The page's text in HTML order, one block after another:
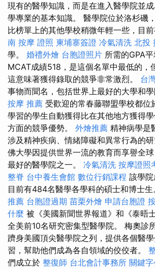
現有的醫學知識，而是在進入醫學院並
學專業的基本知識。 醫學院位於洛杉磯
比榜單上的其他學校稍微年輕一些，目
南 按摩 證照 柬埔寨簽證 冷氣清洗 北投
學。 婚禮外燴 台胞證照片 所需的GPA
MCAT成績518，是這個名單中最低的，
這意味著獲得錄取的競爭非常激烈。 台
事物而聞名，包括世界上最好的大學和學
按摩 推薦 受歡迎的常春藤聯盟學校都位
學習的學生自動獲得比在其他地方獲得
方面的競爭優勢。 外燴推薦 精神病學是
涉及精神疾病、情緒障礙和異常行為的
佛大學因提供世界一流的教育而享譽全
最好的醫學院之一。 冷氣清洗 按摩證照
整脊 台中養生會館 數位行銷課程 該學院
目前有484名醫學各學科的碩士和博士生
推薦 台胞證過期 苗栗外燴 申請台胞證
什麼 被《美國新聞世界報道》和《泰晤
全美前10名研究密集型醫學院。 梅奧診
躋身美國頂尖醫學院之列，提供各個醫
習，幫助他們成為各自領域的佼佼者。
們成立於 整復師 台北會計事務所 關鍵字